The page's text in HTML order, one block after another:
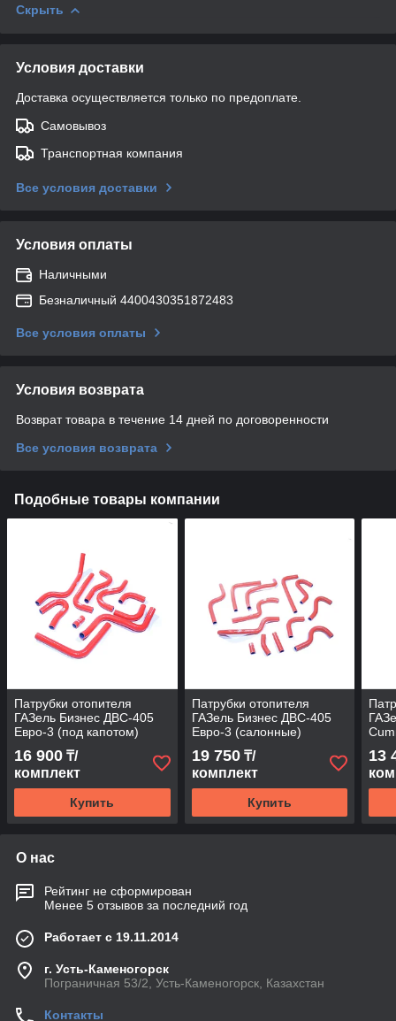
Скрыть
Условия доставки
Доставка осуществляется только по предоплате.
Самовывоз
Транспортная компания
Все условия доставки
Условия оплаты
Наличными
Безналичный 4400430351872483
Все условия оплаты
Условия возврата
Возврат товара в течение 14 дней по договоренности
Все условия возврата
Подобные товары компании
Патрубки отопителя
ГАЗель Бизнес ДВС-405
Евро-3 (под капотом)
(красный силикон) ПТП
16 900 ₸/
комплект
Купить
Патрубки отопителя
ГАЗель Бизнес ДВС-405
Евро-3 (салонные)
(красный силикон 13 шт.)
ПТП
19 750₸/
комплект
Купить
13
О нас
Рейтинг не сформирован
Менее 5 отзывов за последний год
Работает с 19.11.2014
г. Усть-Каменогорск
Пограничная 53/2, Усть-Каменогорск, Казахстан
Контакты